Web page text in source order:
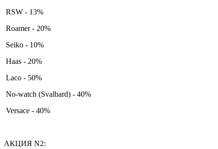
RSW - 13%
Roamer - 20%
Seiko - 10%
Haas - 20%
Laco - 50%
No-watch (Svalbard) - 40%
Versace - 40%
АКЦИЯ N2: